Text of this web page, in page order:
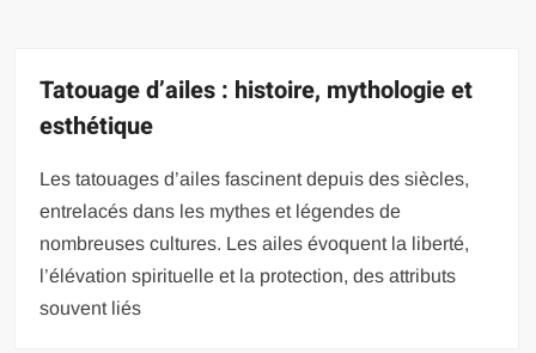
Tatouage d’ailes : histoire, mythologie et
esthétique
Les tatouages d’ailes fascinent depuis des siècles,
entrelacés dans les mythes et légendes de
nombreuses cultures. Les ailes évoquent la liberté,
l’élévation spirituelle et la protection, des attributs
souvent liés